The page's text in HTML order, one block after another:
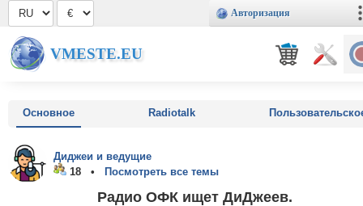
Авторизация
VMESTE.EU
Основное Radiotalk
Диджеи и ведущие
18 •
Посмотреть все темы
Радио ОФК ищет ДиДжеев.